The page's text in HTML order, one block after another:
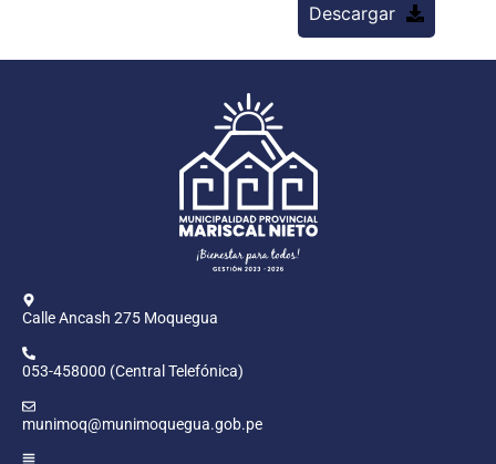
Descargar
Calle Ancash 275 Moquegua
053-458000 (Central Telefónica)
munimoq@munimoquegua.gob.pe